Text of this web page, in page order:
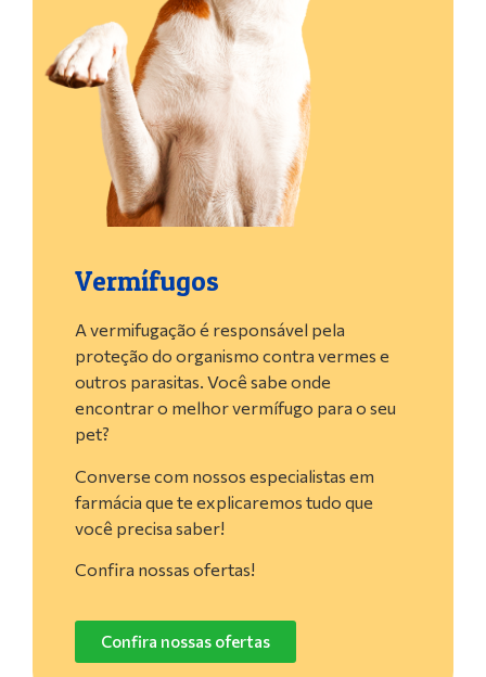
Vermífugos
A vermifugação é responsável pela
proteção do organismo contra vermes e
outros parasitas. Você sabe onde
encontrar o melhor vermífugo para o seu
pet?
Converse com nossos especialistas em
farmácia que te explicaremos tudo que
você precisa saber!
Confira nossas ofertas!
Confira nossas ofertas